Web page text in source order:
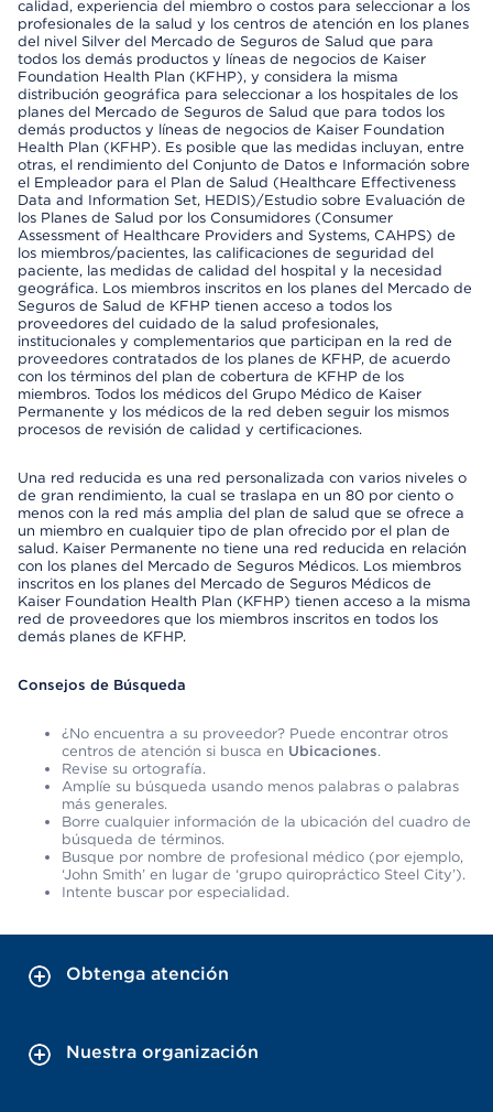
calidad, experiencia del miembro o costos para seleccionar a los
profesionales de la salud y los centros de atención en los planes
del nivel Silver del Mercado de Seguros de Salud que para
todos los demás productos y líneas de negocios de Kaiser
Foundation Health Plan (KFHP), y considera la misma
distribución geográfica para seleccionar a los hospitales de los
planes del Mercado de Seguros de Salud que para todos los
demás productos y líneas de negocios de Kaiser Foundation
Health Plan (KFHP). Es posible que las medidas incluyan, entre
otras, el rendimiento del Conjunto de Datos e Información sobre
el Empleador para el Plan de Salud (Healthcare Effectiveness
Data and Information Set, HEDIS)/Estudio sobre Evaluación de
los Planes de Salud por los Consumidores (Consumer
Assessment of Healthcare Providers and Systems, CAHPS) de
los miembros/pacientes, las calificaciones de seguridad del
paciente, las medidas de calidad del hospital y la necesidad
geográfica. Los miembros inscritos en los planes del Mercado de
Seguros de Salud de KFHP tienen acceso a todos los
proveedores del cuidado de la salud profesionales,
institucionales y complementarios que participan en la red de
proveedores contratados de los planes de KFHP, de acuerdo
con los términos del plan de cobertura de KFHP de los
miembros. Todos los médicos del Grupo Médico de Kaiser
Permanente y los médicos de la red deben seguir los mismos
procesos de revisión de calidad y certificaciones.
Una red reducida es una red personalizada con varios niveles o
de gran rendimiento, la cual se traslapa en un 80 por ciento o
menos con la red más amplia del plan de salud que se ofrece a
un miembro en cualquier tipo de plan ofrecido por el plan de
salud. Kaiser Permanente no tiene una red reducida en relación
con los planes del Mercado de Seguros Médicos. Los miembros
inscritos en los planes del Mercado de Seguros Médicos de
Kaiser Foundation Health Plan (KFHP) tienen acceso a la misma
red de proveedores que los miembros inscritos en todos los
demás planes de KFHP.
Consejos de Búsqueda
¿No encuentra a su proveedor? Puede encontrar otros
centros de atención si busca en Ubicaciones.
Revise su ortografía.
Amplíe su búsqueda usando menos palabras o palabras
más generales.
Borre cualquier información de la ubicación del cuadro de
búsqueda de términos.
Busque por nombre de profesional médico (por ejemplo,
‘John Smith’ en lugar de ‘grupo quiropráctico Steel City’).
Intente buscar por especialidad.
Obtenga atención
Nuestra organización